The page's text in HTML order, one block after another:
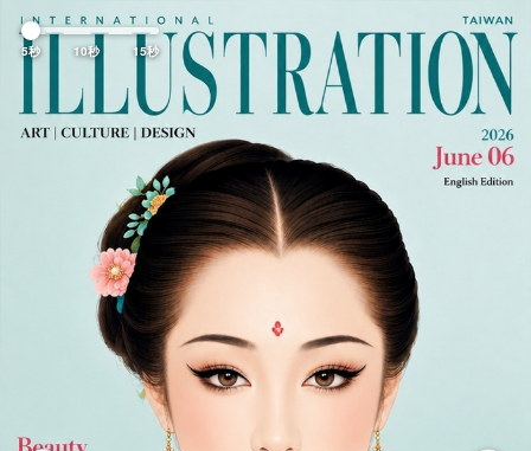
Previous
5秒 10秒 15秒